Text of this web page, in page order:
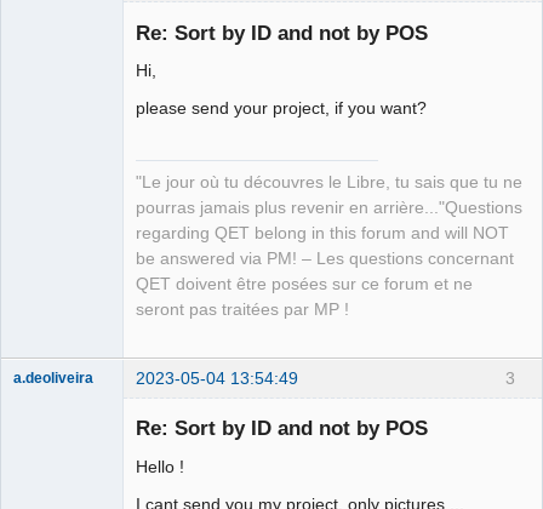
Re: Sort by ID and not by POS
Hi,
please send your project, if you want?
"Le jour où tu découvres le Libre, tu sais que tu ne
pourras jamais plus revenir en arrière..."Questions
regarding QET belong in this forum and will NOT
be answered via PM! – Les questions concernant
QET doivent être posées sur ce forum et ne
seront pas traitées par MP !
3
a.deoliveira 2023-05-04 13:54:49
Re: Sort by ID and not by POS
Hello !
I cant send you my project, only pictures ...